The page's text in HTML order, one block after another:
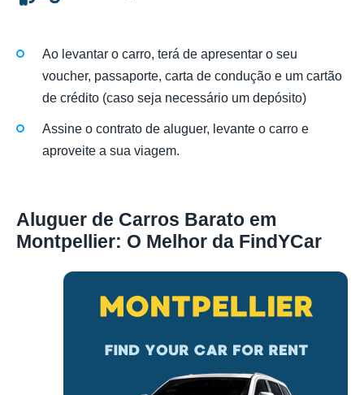
Ao levantar o carro, terá de apresentar o seu
voucher, passaporte, carta de condução e um cartão
de crédito (caso seja necessário um depósito)
Assine o contrato de aluguer, levante o carro e
aproveite a sua viagem.
Aluguer de Carros Barato em
Montpellier: O Melhor da FindYCar